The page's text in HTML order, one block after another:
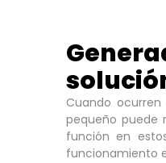
Cuando
pequeño puede
función en
funcionamiento